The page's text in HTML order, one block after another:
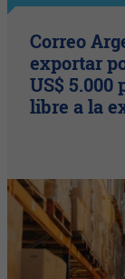
Correo
exportar
US$
libre a la